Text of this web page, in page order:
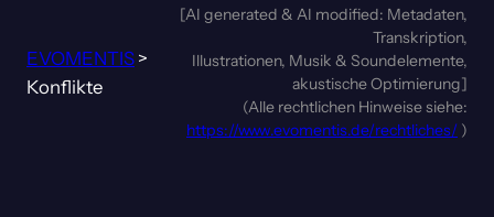
EVOMENTIS >
Konflikte
[AI generated & AI modified: Metadaten,
Transkription,
Illustrationen, Musik & Soundelemente,
akustische Optimierung]
(Alle rechtlichen Hinweise siehe:
https://www.evomentis.de/rechtliches/ )